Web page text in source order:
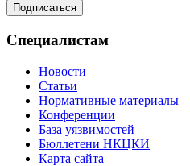
Специалистам
Новости
Статьи
Нормативные материалы
Конференции
База уязвимостей
Бюллетени НКЦКИ
Карта сайта